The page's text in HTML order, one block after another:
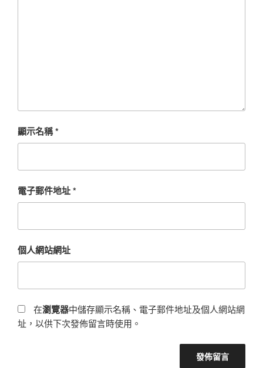
顯示名稱*
電子郵件地址*
個人網站網址
在瀏覽器中儲存顯示名稱、電子郵件地址及個人網站網
址，以供下次發佈留言時使用。